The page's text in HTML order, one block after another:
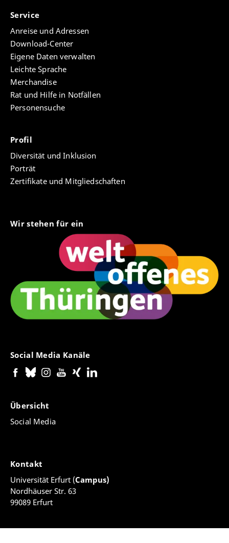
Service
Anreise und Adressen
Download-Center
Eigene Daten verwalten
Leichte Sprache
Merchandise
Rat und Hilfe in Notfällen
Personensuche
Profil
Diversität und Inklusion
Porträt
Zertifikate und Mitgliedschaften
Wir stehen für ein
Social Media Kanäle
Übersicht
Social Media
Kontakt
Universität Erfurt (Campus)
Nordhäuser Str. 63
99089 Erfurt